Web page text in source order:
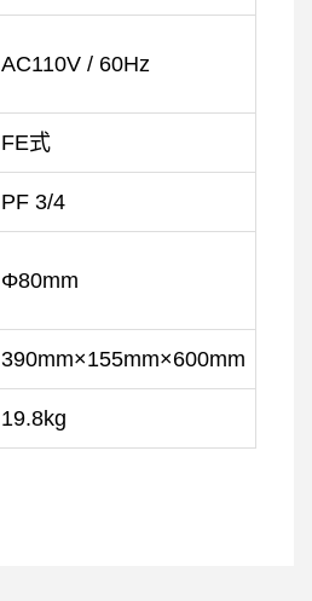
AC110V / 60Hz
FE式
PF 3/4
Φ80mm
390mm×155mm×600mm
19.8kg